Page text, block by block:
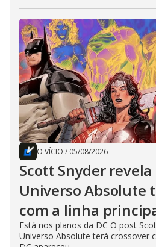
O VÍCIO / 05/08/2026
Scott Snyder
Universo Absolute
com a linha
Está nos planos da DC O post
Universo Absolute terá crossover